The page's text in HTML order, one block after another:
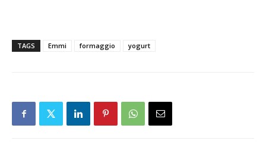
TAGS Emmi formaggio yogurt